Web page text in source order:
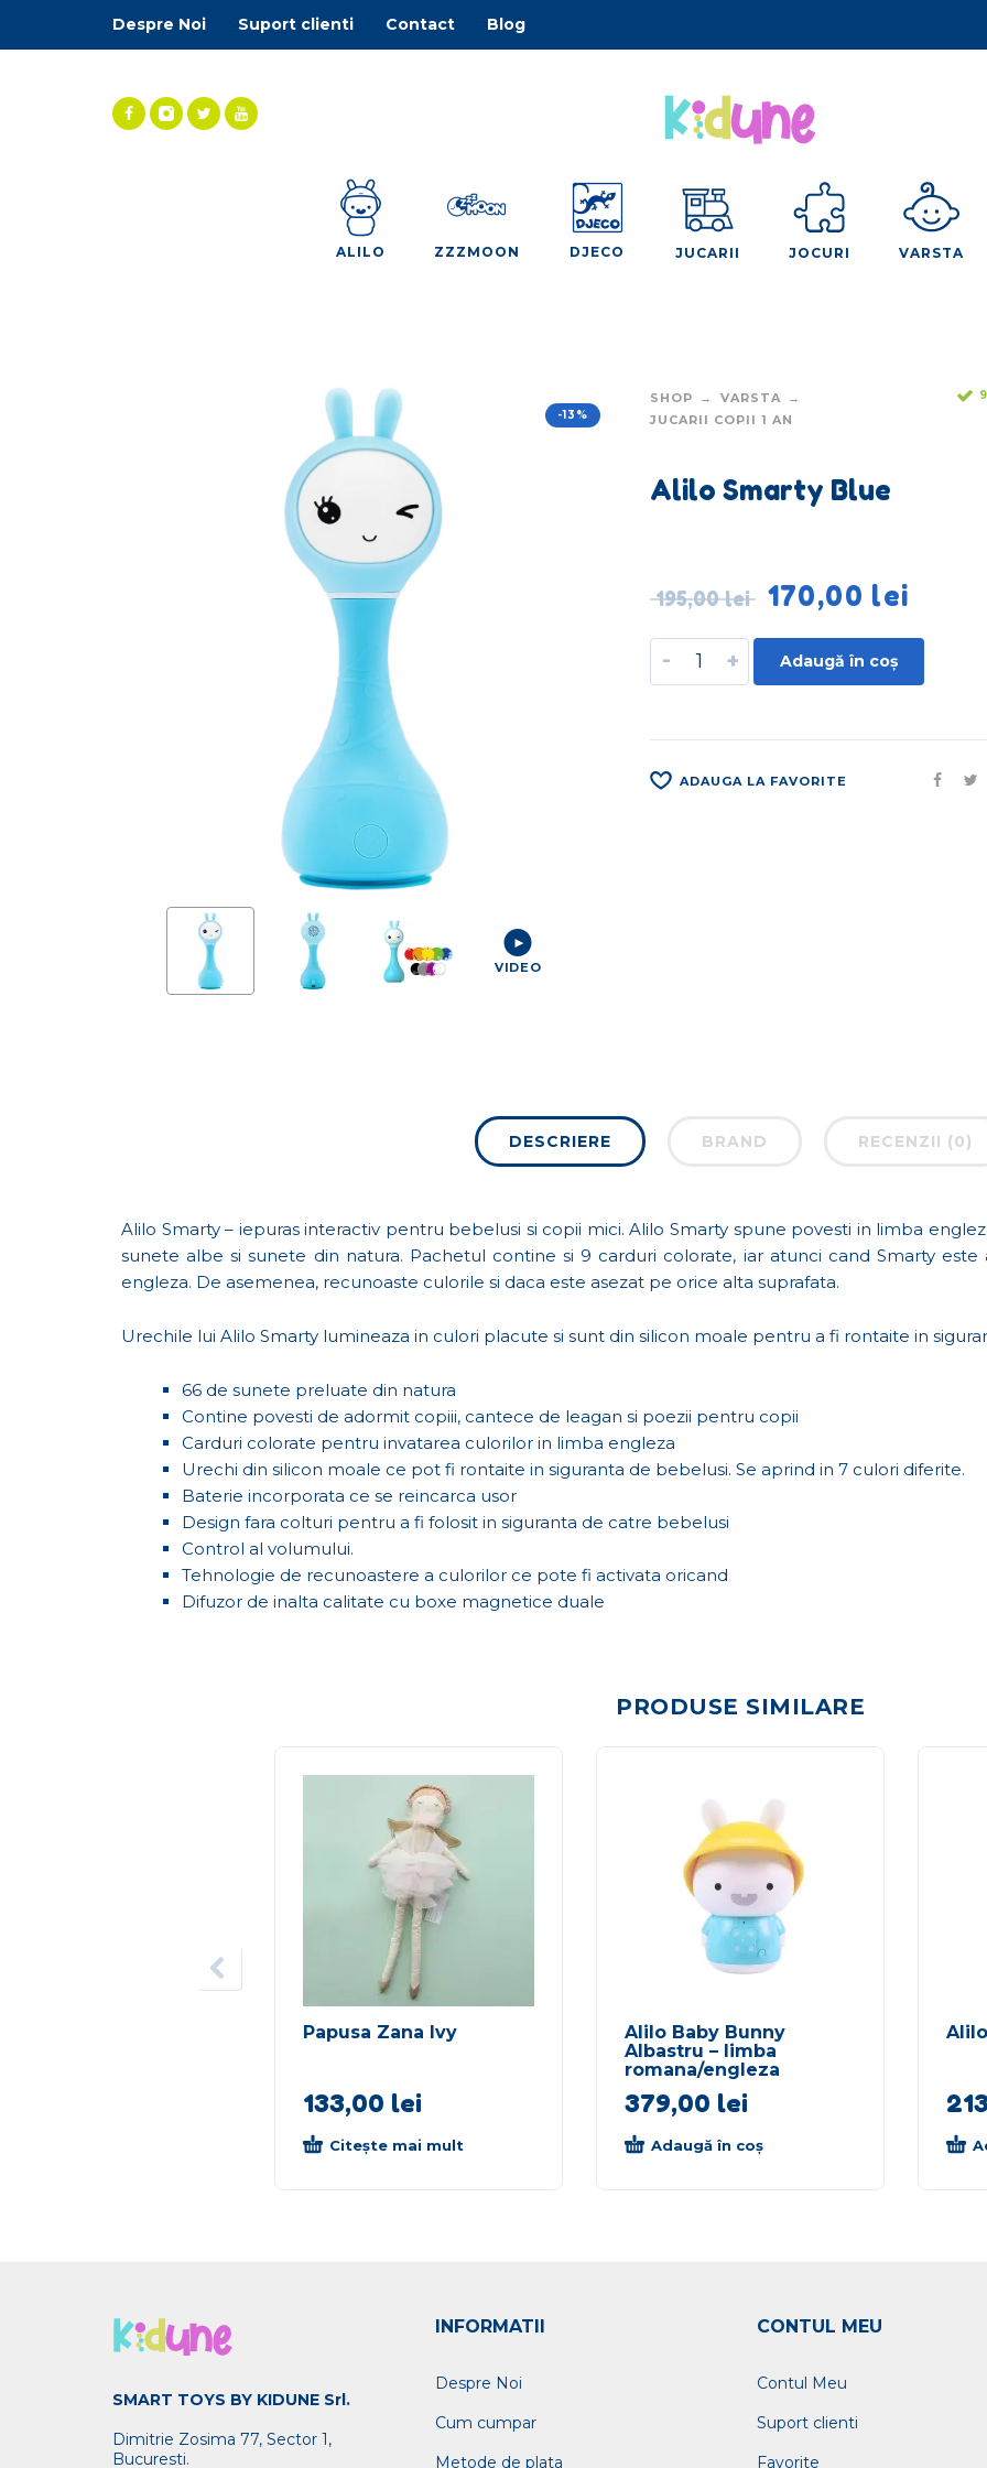
Despre Noi Suport clienti Contact Blog
ALILO ZZZMOON DJECO JUCARII JOCURI VARSTA
-13%
VIDEO
SHOP
VARSTA
JUCARII COPII 1 AN
Alilo Smarty Blue
195,00lei 170,00 lei
- + Adaugă în coș
ADAUGA LA FAVORITE
DESCRIERE BRAND RECENZII (0)
Alilo Smarty – iepuras interactiv pentru bebelusi si copii mici. Alilo Smarty spune povesti in limba
sunete albe si sunete din natura. Pachetul contine si 9 carduri colorate, iar atunci cand Smarty
engleza. De asemenea, recunoaste culorile si daca este asezat pe orice alta suprafata.
Urechile lui Alilo Smarty lumineaza in culori placute si sunt din silicon moale pentru a fi rontaite in
66 de sunete preluate din natura
Contine povesti de adormit copiii, cantece de leagan si poezii pentru copii
Carduri colorate pentru invatarea culorilor in limba engleza
Urechi din silicon moale ce pot fi rontaite in siguranta de bebelusi. Se aprind in 7 culori diferite.
Baterie incorporata ce se reincarca usor
Design fara colturi pentru a fi folosit in siguranta de catre bebelusi
Control al volumului.
Tehnologie de recunoastere a culorilor ce pote fi activata oricand
Difuzor de inalta calitate cu boxe magnetice duale
PRODUSE SIMILARE
Papusa Zana Ivy
133,00 lei
Citește mai mult
Alilo Baby Bunny
Albastru – limba
romana/engleza
379,00 lei
Adaugă în coș
SMART TOYS BY KIDUNE Srl.
Dimitrie Zosima 77, Sector 1,
Bucuresti.
INFORMATII
Despre Noi
Cum cumpar
Metode de plata
CONTUL MEU
Contul Meu
Suport clienti
Favorite